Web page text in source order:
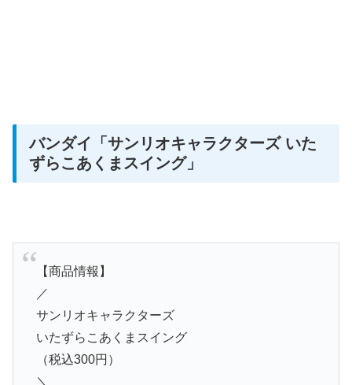
バンダイ 「サンリオキャラクターズ いた
ずらこあくまスイング」
【商品情報】
／
サンリオキャラクターズ
いたずらこあくまスイング
（税込300円）
＼